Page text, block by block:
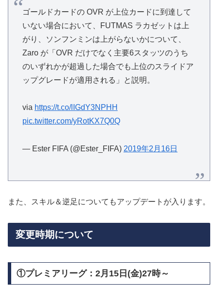
ゴールドカードの OVR が上位カードに到達して
いない場合において、FUTMAS ラカゼットは上
がり、ソンフンミンは上がらないかについて、
Zaro が「OVR だけでなく主要6スタッツのうち
のいずれかが超過した場合でも上位のスライドア
ップグレードが適用される」と説明。
via https://t.co/lIGdY3NPHH
pic.twitter.com/yRotKX7Q0Q
— Ester FIFA (@Ester_FIFA) 2019年2月16日
また、スキル＆逆足についてもアップデートが入ります。
変更時期について
①プレミアリーグ：2月15日(金)27時～